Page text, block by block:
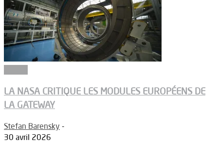
LA NASA CRITIQUE LES MODULES EUROPÉENS DE
LA GATEWAY
Stefan Barensky -
30 avril 2026